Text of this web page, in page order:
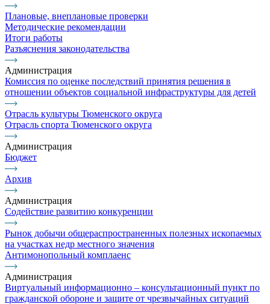
Плановые, внеплановые проверки
Методические рекомендации
Итоги работы
Разъяснения законодательства
Администрация
Комиссия по оценке последствий принятия решения в
отношении объектов социальной инфраструктуры для детей
Отрасль культуры Тюменского округа
Отрасль спорта Тюменского округа
Администрация
Бюджет
Архив
Администрация
Содействие развитию конкуренции
Рынок добычи общераспространенных полезных ископаемых
на участках недр местного значения
Антимонопольный комплаенс
Администрация
Виртуальный информационно – консультационный пункт по
гражданской обороне и защите от чрезвычайных ситуаций